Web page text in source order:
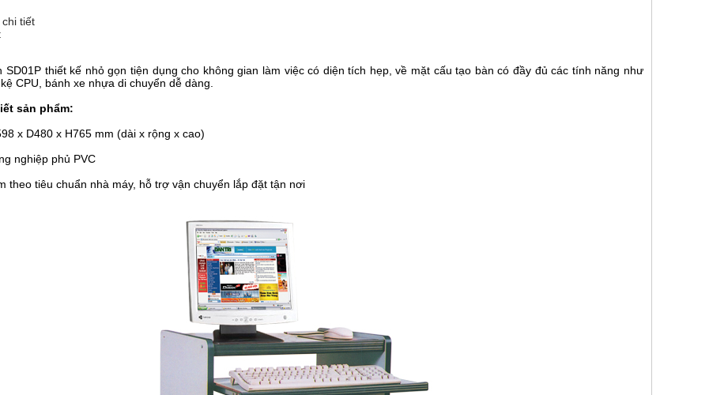
tiết
SD01P thiết kế nhỏ gọn tiện dụng cho không gian làm việc có diện tích hẹp, về mặt cấu tạo bàn có đầy đủ các tính năng như
CPU, bánh xe nhựa di chuyển dễ dàng.
sản phẩm:
x D480 x H765 mm (dài x rộng x cao)
nghiệp phủ PVC
theo tiêu chuẩn nhà máy, hỗ trợ vận chuyển lắp đặt tận nơi